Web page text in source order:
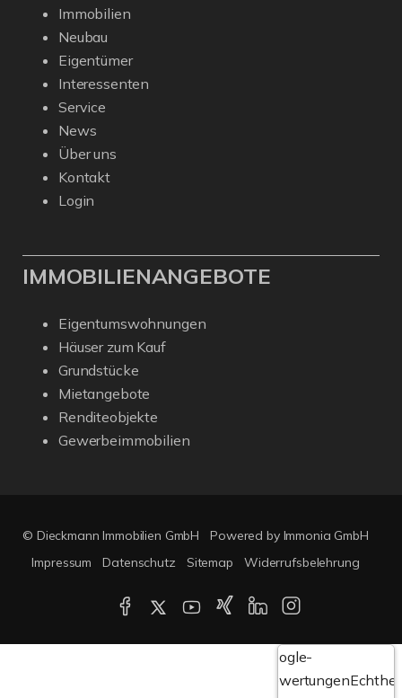
Immobilien
Neubau
Eigentümer
Interessenten
Service
News
Über uns
Kontakt
Login
IMMOBILIENANGEBOTE
Eigentumswohnungen
Häuser zum Kauf
Grundstücke
Mietangebote
Renditeobjekte
Gewerbeimmobilien
© Dieckmann Immobilien GmbH
Powered by Immonia GmbH
Impressum
Datenschutz Sitemap Widerrufsbelehrung
Google-
Bewertungen